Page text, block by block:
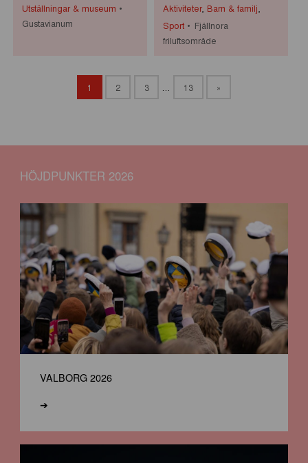
Utställningar & museum
Gustavianum
Aktiviteter, Barn & familj
Sport
Fjällnora
friluftsområde
1 2 3 13 »
HÖJDPUNKTER 2026
VALBORG 2026
➔